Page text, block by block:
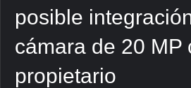
posible
cámara de 20 MP
propietario